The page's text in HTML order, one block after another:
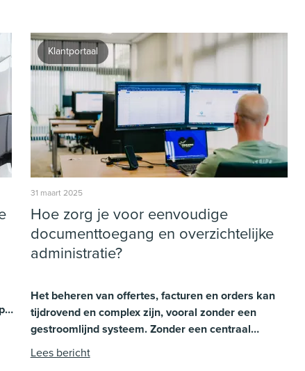
Klantportaal
31 maart 2025
Hoe zorg je voor eenvoudige
documenttoegang en overzichtelijke
administratie?
Het beheren van offertes, facturen en orders kan
tijdrovend en complex zijn, vooral zonder een
gestroomlijnd systeem. Zonder een centraal
klantportaal raken communicatie en
documentbeheer snel versnipperd. Dat zorgt voor
Lees bericht